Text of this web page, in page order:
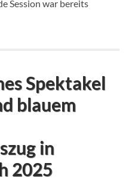
Session war bereits
Spektakel
blauem
in
2025